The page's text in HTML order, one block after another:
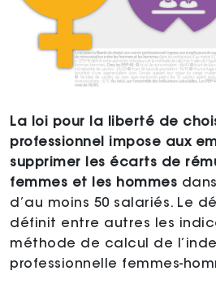
La loi pour la liberté de
professionnel impose aux
supprimer les écarts de
femmes et les hommes
d’au moins 50 salariés. Le
définit entre autres les
méthode de calcul de
professionnelle femmes-